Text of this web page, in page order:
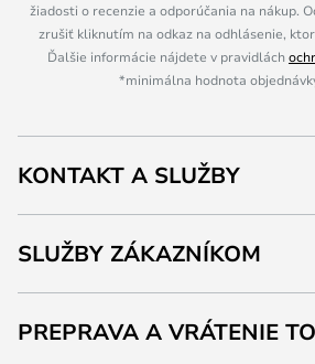
žiadosti o recenzie a odporúčania na nákup.
zrušiť kliknutím na odkaz na odhlásenie,
Ďalšie informácie nájdete v pravidlách
*minimálna hodnota
KONTAKT A SLUŽBY
SLUŽBY ZÁKAZNÍKOM
PREPRAVA A VRÁTENIE